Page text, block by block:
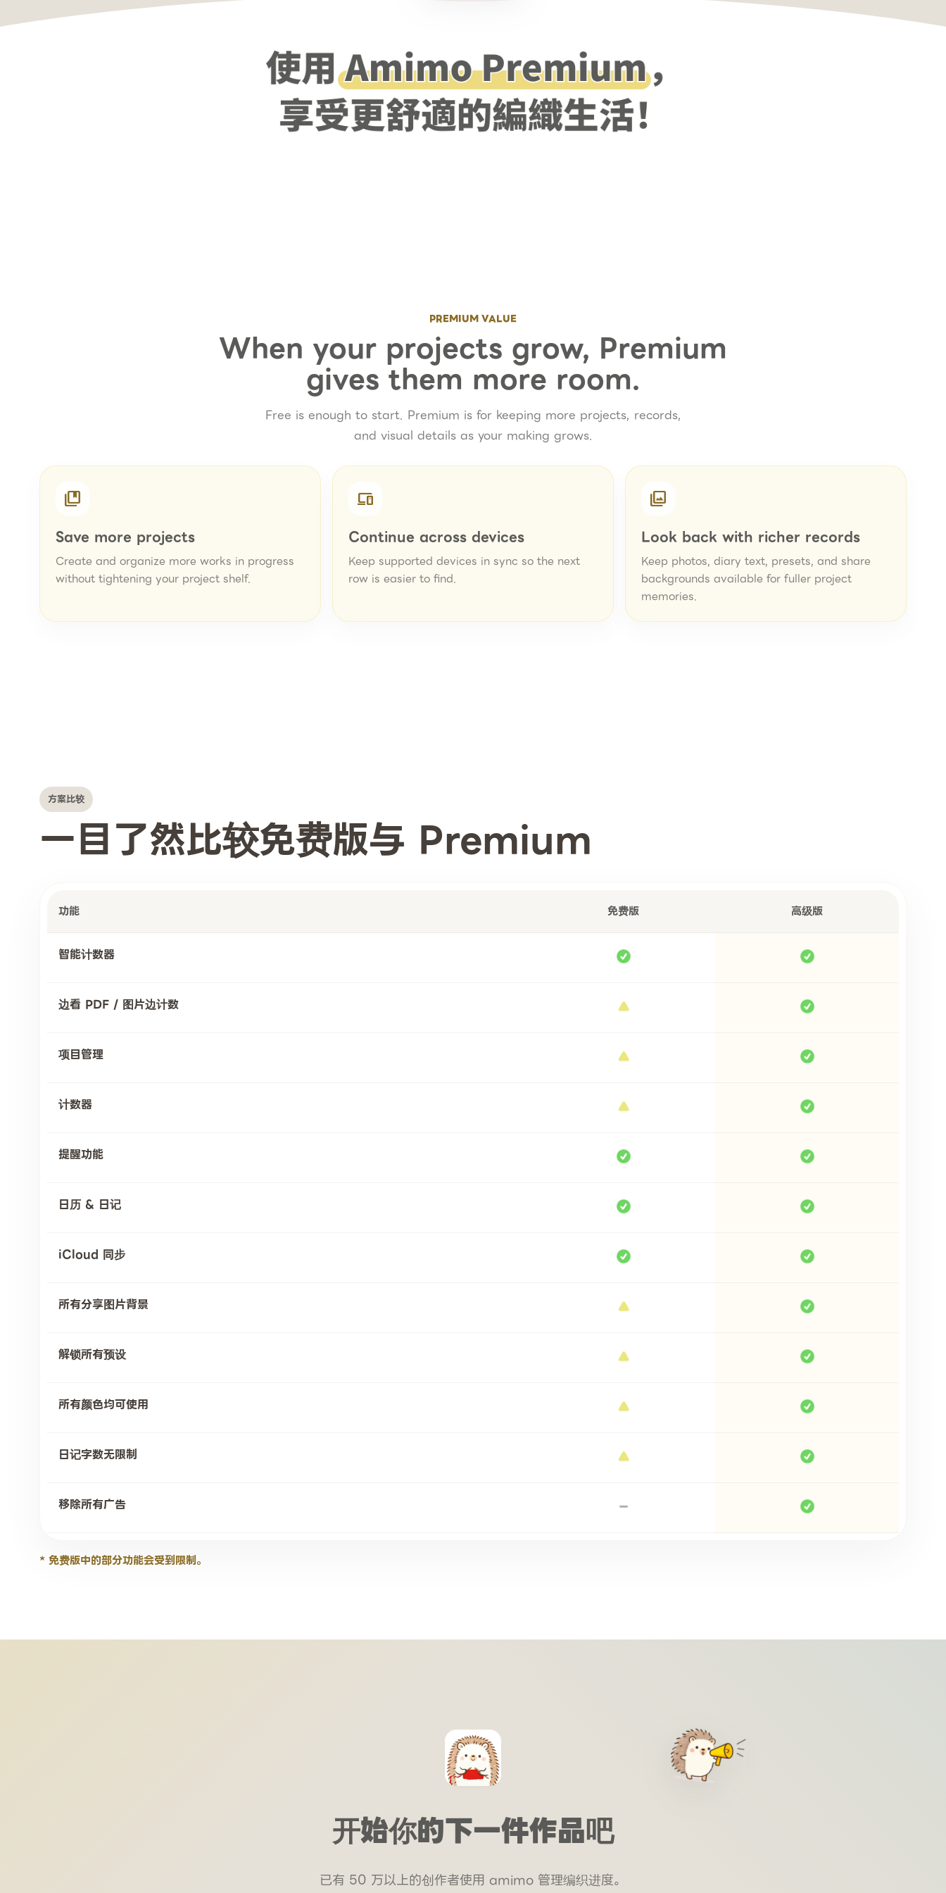
PREMIUM VALUE
When your projects grow, Premium
gives them more room.
Free is enough to start. Premium is for keeping more projects, records,
and visual details as your making grows.
collections_bookmark
Save more projects
Create and organize more works in progress
without tightening your project shelf.
devices
Continue across devices
Keep supported devices in sync so the next
row is easier to find.
photo_library
Look back with richer records
Keep photos, diary text, presets, and share
backgrounds available for fuller project
memories.
方案比较
一目了然比较免费版与 Premium
功能 免费版 高级版
智能计数器
边看 PDF / 图片边计数
项目管理
计数器
提醒功能
日历 & 日记
iCloud 同步
所有分享图片背景
解锁所有预设
所有颜色均可使用
日记字数无限制
移除所有广告
* 免费版中的部分功能会受到限制。
开始你的下一件作品吧
已有 50 万以上的创作者使用 amimo 管理编织进度。